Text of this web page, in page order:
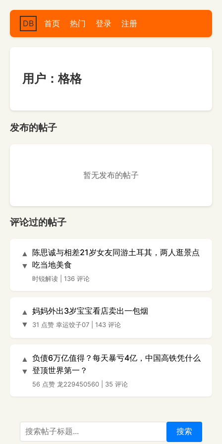
DB 首页 热门 登录 注册
用户：格格
发布的帖子
暂无发布的帖子
评论过的帖子
▲
▼
陈思诚与相差21岁女友同游土耳其，两人逛景点
吃当地美食
时锐解读 136 评论
▲
▼
妈妈外出3岁宝宝看店卖出一包烟
31 点赞 幸运饺子07 143 评论
▲
▼
负债6万亿值得？每天暴亏4亿，中国高铁凭什么
登顶世界第一？
56 点赞 龙229450560 35 评论
搜索